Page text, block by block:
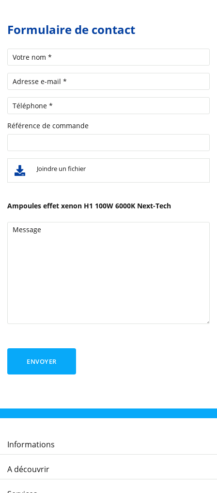
Formulaire de contact
Référence de commande
Joindre un fichier
Ampoules effet xenon H1 100W 6000K Next-Tech
ENVOYER
Informations
A découvrir